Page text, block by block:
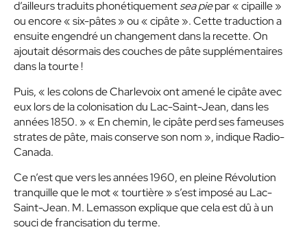
d’ailleurs traduits phonétiquementsea piepar « cipaille »
ou encore « six-pâtes » ou « cipâte ». Cette traduction a
ensuite engendré un changement dans la recette. On
ajoutait désormais des couches de pâte supplémentaires
dans la tourte !
Puis, « les colons de Charlevoix ont amené le cipâte avec
eux lors de la colonisation du Lac-Saint-Jean, dans les
années 1850. » « En chemin, le cipâte perd ses fameuses
strates de pâte, mais conserve son nom », indique Radio-
Canada.
Ce n’est que vers les années 1960, en pleine Révolution
tranquille que le mot « tourtière » s’est imposé au Lac-
Saint-Jean. M. Lemasson explique que cela est dû à un
souci de francisation du terme.